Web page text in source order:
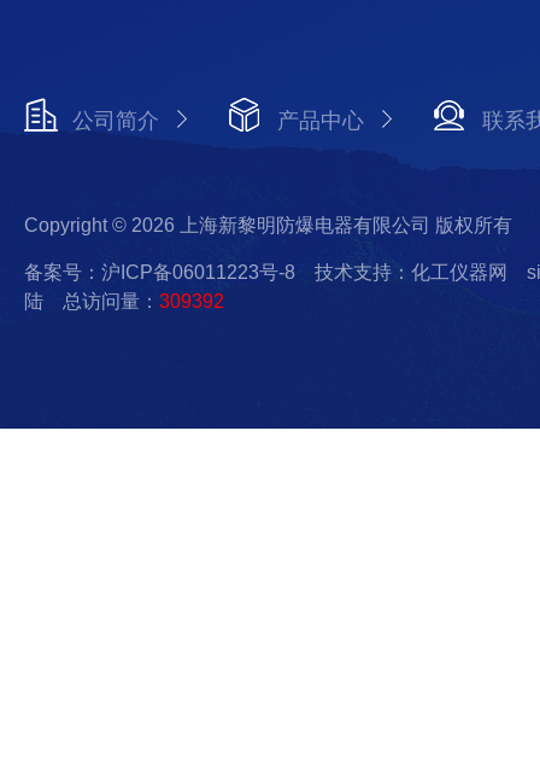
公司简介 产品中心 联系
Copyright © 2026 上海新黎明防爆电器有限公司 版权所有
备案号：沪ICP备06011223号-8 技术支持：化工仪器网
陆 总访问量： 309392